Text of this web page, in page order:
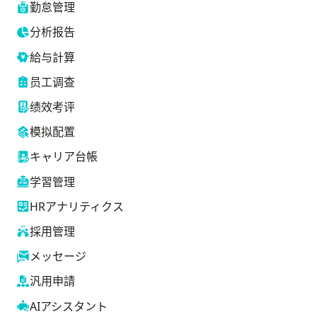
勤怠管理
分析报告
給与計算
员工调查
绩效考评
模拟配置
キャリア台帳
学習管理
HRアナリティクス
採用管理
メッセージ
汎用申請
AIアシスタント